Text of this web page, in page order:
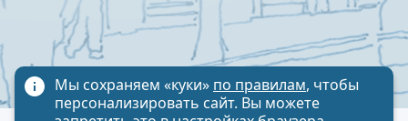
Мы сохраняем «куки» по правилам, чтобы
персонализировать сайт. Вы можете